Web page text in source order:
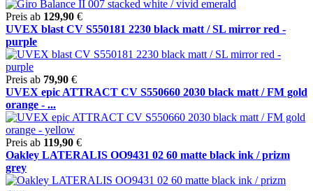
Preis ab 129,90 €
UVEX blast CV S550181 2230 black matt / SL mirror red -
purple
Preis ab 79,90 €
UVEX epic ATTRACT CV S550660 2030 black matt / FM gold
orange - ...
Preis ab 119,90 €
Oakley LATERALIS OO9431 02 60 matte black ink / prizm
grey